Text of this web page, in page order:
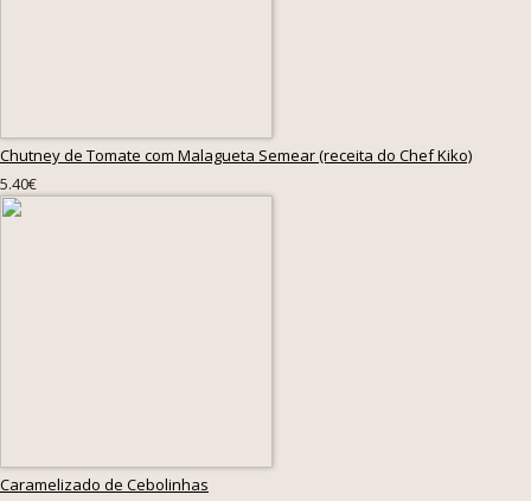
Chutney de Tomate com Malagueta Semear (receita do Chef Kiko)
5.40€
Caramelizado de Cebolinhas